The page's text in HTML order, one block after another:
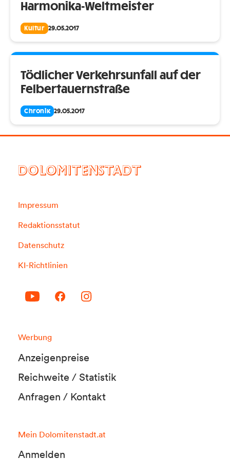
Harmonika-Weltmeister
Kultur 29.05.2017
Tödlicher Verkehrsunfall auf der
Felbertauernstraße
Chronik 29.05.2017
DOLOMITENSTADT
Impressum
Redaktionsstatut
Datenschutz
KI-Richtlinien
Werbung
Anzeigenpreise
Reichweite / Statistik
Anfragen / Kontakt
Mein Dolomitenstadt.at
Anmelden